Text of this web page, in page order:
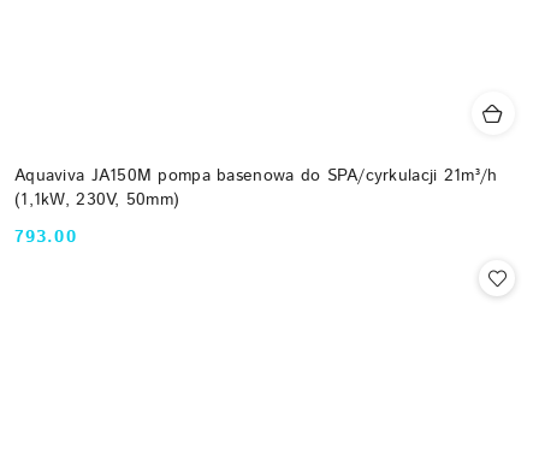
Aquaviva JA150M pompa basenowa do SPA/cyrkulacji 21m³/h
(1,1kW, 230V, 50mm)
Cena:
793.00